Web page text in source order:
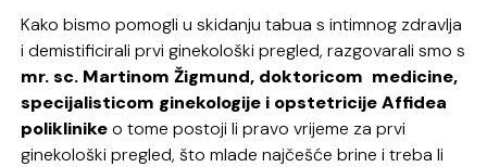
Kako bismo pomogli u skidanju tabua s intimnog zdravlja
i demistificirali prvi ginekološki pregled, razgovarali smo s
mr. sc. Martinom Žigmund, doktoricom medicine,
specijalisticom ginekologije i opstetricije Affidea
poliklinikeo tome postoji li pravo vrijeme za prvi
ginekološki pregled, što mlade najčešće brine i treba li